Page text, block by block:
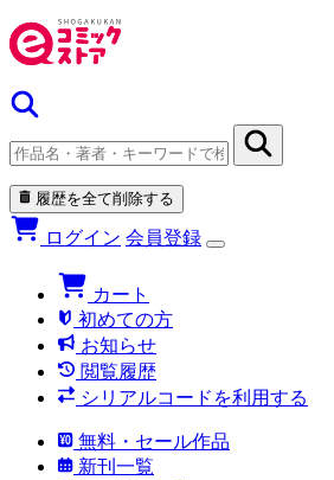
履歴を全て削除する
ログイン 会員登録
カート
初めての方
お知らせ
閲覧履歴
シリアルコードを利用する
無料・セール作品
新刊一覧